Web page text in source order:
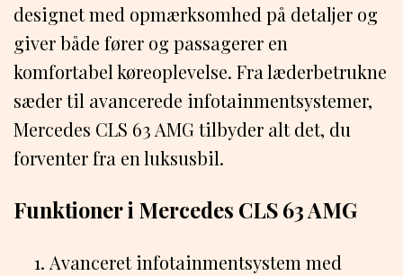
designet med opmærksomhed på detaljer og
giver både fører og passagerer en
komfortabel køreoplevelse. Fra læderbetrukne
sæder til avancerede infotainmentsystemer,
Mercedes CLS 63 AMG tilbyder alt det, du
forventer fra en luksusbil.
Funktioner i Mercedes CLS 63 AMG
Avanceret infotainmentsystem med